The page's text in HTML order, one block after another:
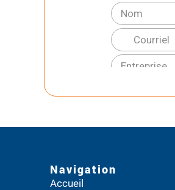
Navigation
Accueil